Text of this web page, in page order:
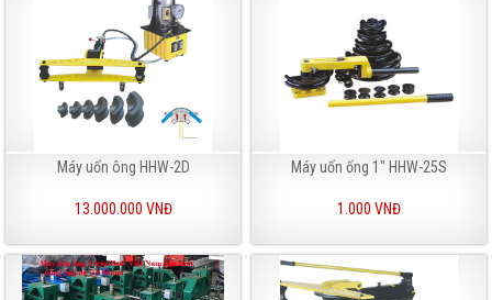
Máy uốn ông HHW-2D
13.000.000 VNĐ
Máy uốn ống 1" HHW-25S
1.000 VNĐ